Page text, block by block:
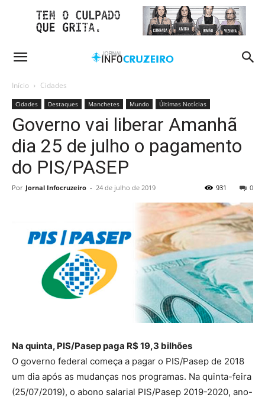
Início Cidades
Cidades Destaques Manchetes Mundo Últimas Notícias
Governo vai liberar Amanhã
dia 25 de julho o pagamento
do PIS/PASEP
Por Jornal Infocruzeiro - 24 de julho de 2019 0
931
Na quinta, PIS/Pasep paga R$ 19,3 bilhões
O governo federal começa a pagar o PIS/Pasep de 2018
um dia após as mudanças nos programas. Na quinta-feira
(25/07/2019), o abono salarial PIS/Pasep 2019-2020, ano-